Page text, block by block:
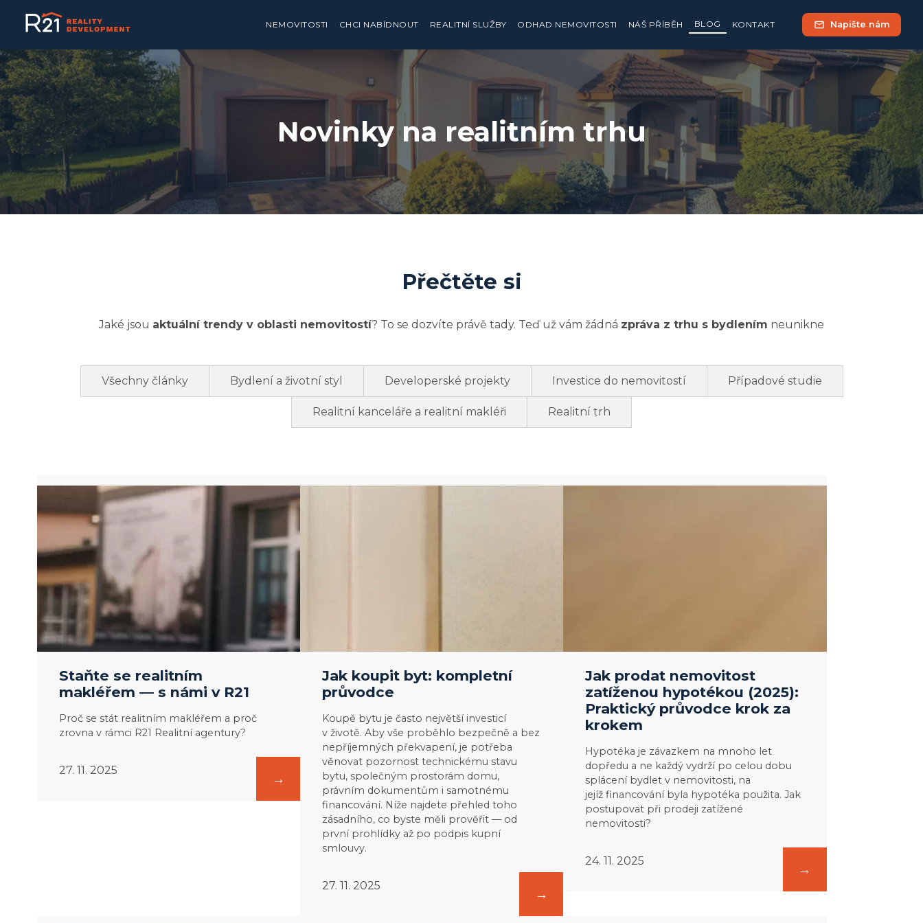
NEMOVITOSTI CHCI NABÍDNOUT REALITNÍ SLUŽBY ODHAD NEMOVITOSTI NÁŠ PŘÍBĚH BLOG KONTAKT mail Napište nám
Novinky na realitním trhu
Přečtěte si
Jaké jsou aktuální trendy v oblasti nemovitostí? To se dozvíte právě tady. Teď už vám žádná zpráva z trhu s bydlením neunikne
Bydlení a životní styl Developerské projekty Investice do nemovitostí Případové studie
Realitní kanceláře a realitní makléři Realitní trh
Všechny články
Staňte se realitním
makléřem — s námi v R21
Proč se stát realitním makléřem a proč
zrovna v rámci R21 Realitní agentury?
27. 11. 2025
se
makléřem
s námi
v R21
Jak koupit byt: kompletní
průvodce
Koupě bytu je často největší investicí
v životě. Aby vše proběhlo bezpečně a bez
nepříjemných překvapení, je potřeba
věnovat pozornost technickému stavu
bytu, společným prostorám domu,
právním dokumentům i samotnému
financování. Níže najdete přehled toho
zásadního, co byste měli prověřit — od
první prohlídky až po podpis kupní
smlouvy.
27. 11. 2025
Jak
byt:
kompletní
Jak prodat nemovitost
zatíženou hypotékou (2025):
Praktický průvodce krok za
krokem
Hypotéka je závazkem na mnoho let
dopředu a ne každý vydrží po celou dobu
splácení bydlet v nemovitosti, na
jejíž financování byla hypotéka použita. Jak
postupovat při prodeji zatížené
nemovitosti?
24. 11. 2025